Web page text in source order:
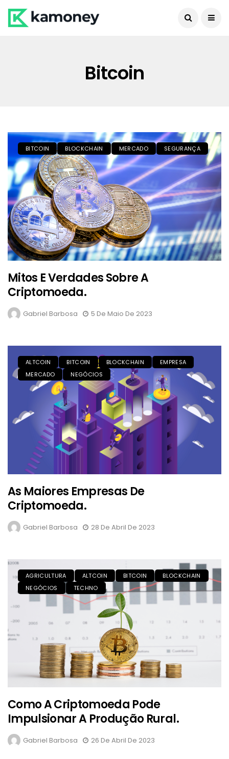
Bitcoin
BITCOIN BLOCKCHAIN MERCADO SEGURANÇA
Mitos E Verdades Sobre A
Criptomoeda.
Gabriel Barbosa 5 De Maio De 2023
ALTCOIN BITCOIN BLOCKCHAIN
EMPRESA
MERCADO
NEGÓCIOS
As Maiores Empresas De
Criptomoeda.
Gabriel Barbosa 28 De Abril De 2023
AGRICULTURA ALTCOIN BITCOIN
BLOCKCHAIN
NEGÓCIOS
TECHNO
Como A Criptomoeda Pode
Impulsionar A Produção Rural.
Gabriel Barbosa 26 De Abril De 2023